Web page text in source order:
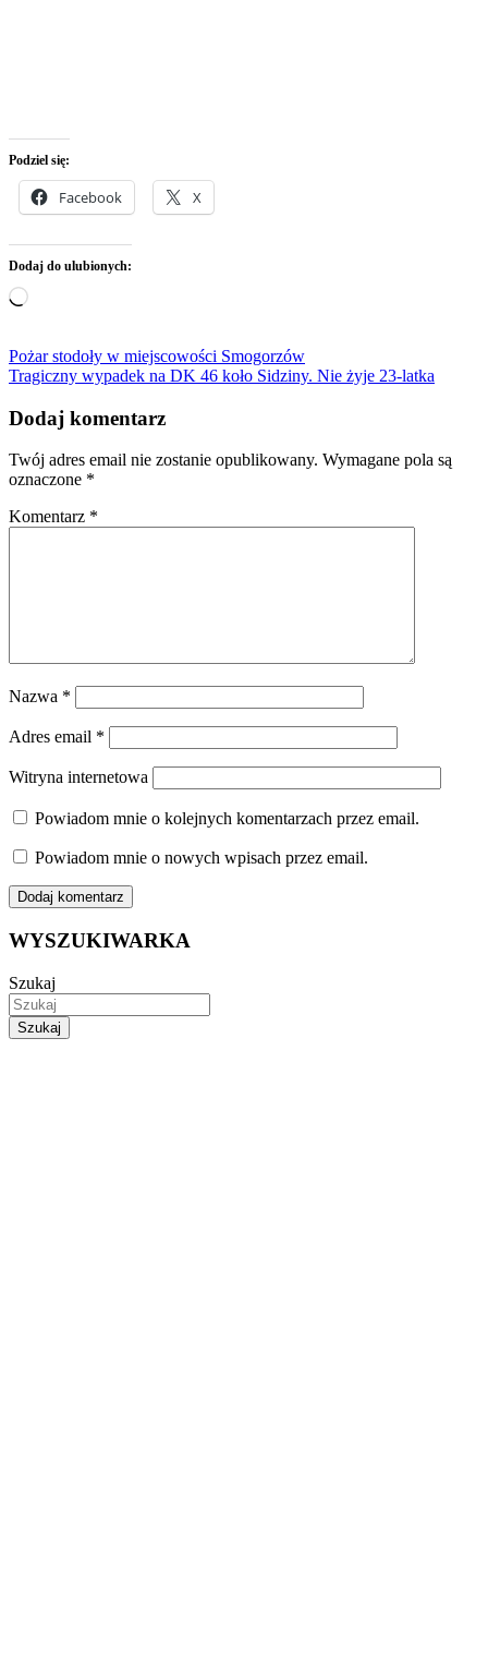
Podziel się:
Facebook X
Dodaj do ulubionych:
Wczytywanie…
Nawigacja
wpisu
Pożar stodoły w miejscowości Smogorzów
Tragiczny wypadek na DK 46 koło Sidziny. Nie żyje 23-latka
Dodaj komentarz
Twój adres email nie zostanie opublikowany. Wymagane pola są
oznaczone *
Komentarz *
Nazwa *
Adres email *
Witryna internetowa
Powiadom mnie o kolejnych komentarzach przez email.
Powiadom mnie o nowych wpisach przez email.
WYSZUKIWARKA
Szukaj
Szukaj